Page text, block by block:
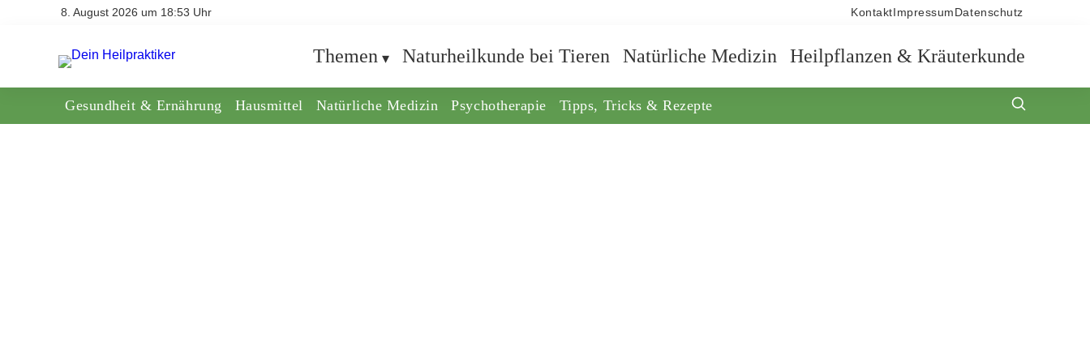
8. August 2026 um 18:53 Uhr Kontakt Impressum Datenschutz
Themen Naturheilkunde bei Tieren Natürliche Medizin Heilpflanzen & Kräuterkunde
Gesundheit & Ernährung Hausmittel Natürliche Medizin Psychotherapie Tipps, Tricks & Rezepte